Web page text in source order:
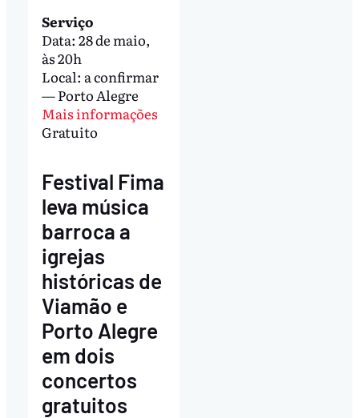
Serviço
Data: 28 de maio,
às 20h
Local: a confirmar
— Porto Alegre
Mais informações
Gratuito
Festival Fima
leva música
barroca a
igrejas
históricas de
Viamão e
Porto Alegre
em dois
concertos
gratuitos